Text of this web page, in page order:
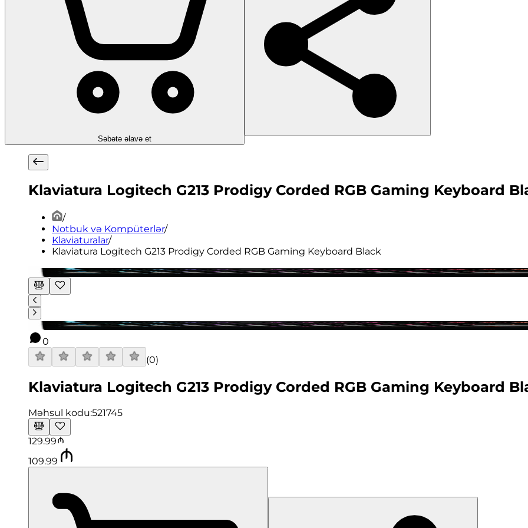
Səbətə əlavə et
Klaviatura Logitech G213 Prodigy Corded RGB Gaming Keyboard
/
Notbuk və Kompüterlər/
Klaviaturalar/
Klaviatura Logitech G213 Prodigy Corded RGB Gaming Keyboard Black
0
(0)
Klaviatura Logitech G213 Prodigy Corded RGB Gaming Keyboard
Məhsul kodu:521745
129.99
109.99